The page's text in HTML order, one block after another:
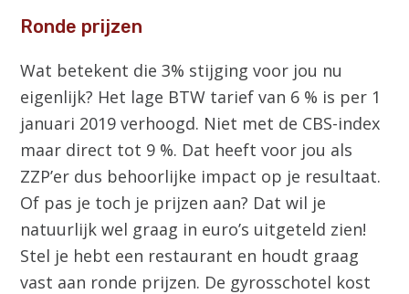
Ronde prijzen
Wat betekent die 3% stijging voor jou nu
eigenlijk? Het lage BTW tarief van 6 % is per 1
januari 2019 verhoogd. Niet met de CBS-index
maar direct tot 9 %. Dat heeft voor jou als
ZZP’er dus behoorlijke impact op je resultaat.
Of pas je toch je prijzen aan? Dat wil je
natuurlijk wel graag in euro’s uitgeteld zien!
Stel je hebt een restaurant en houdt graag
vast aan ronde prijzen. De gyrosschotel kost